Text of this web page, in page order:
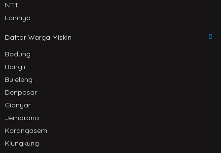
NTT
Lainnya
Daftar Warga Miskin
Badung
Bangli
Buleleng
Denpasar
Gianyar
Jembrana
Karangasem
Klungkung